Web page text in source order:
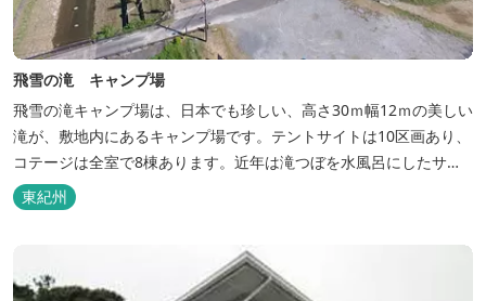
飛雪の滝 キャンプ場
飛雪の滝キャンプ場は、日本でも珍しい、高さ30ｍ幅12ｍの美しい
滝が、敷地内にあるキャンプ場です。テントサイトは10区画あり、
コテージは全室で8棟あります。近年は滝つぼを水風呂にしたサウ
ナが人気です。
東紀州